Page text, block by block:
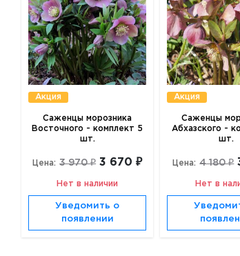
Акция
Саженцы морозника
Восточного - комплект 5
шт.
Цена: 3 970 ₽ 3 670 ₽
Нет в наличии
Уведомить о
появлении
Акция
Саженцы
Абхазского -
шт.
Цена: 4 180 ₽
Нет в